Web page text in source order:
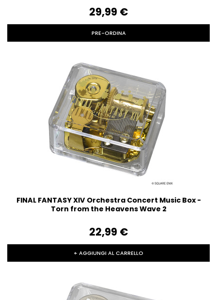
29,99‎ ‎€
PRE-ORDINA
FINAL FANTASY XIV Orchestra Concert Music Box -
Torn from the Heavens Wave 2
22,99‎ ‎€
+ AGGIUNGI AL CARRELLO